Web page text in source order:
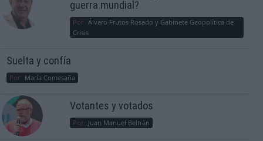
guerra mundial?
Por Álvaro Frutos Rosado y Gabinete Geopolítica de
Crisis
Suelta y confía
Por María Comesaña
Votantes y votados
Por Juan Manuel Beltrán